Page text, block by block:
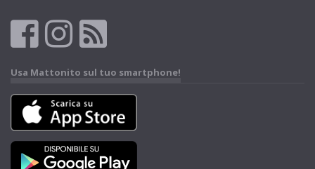
Usa Mattonito sul tuo smartphone!